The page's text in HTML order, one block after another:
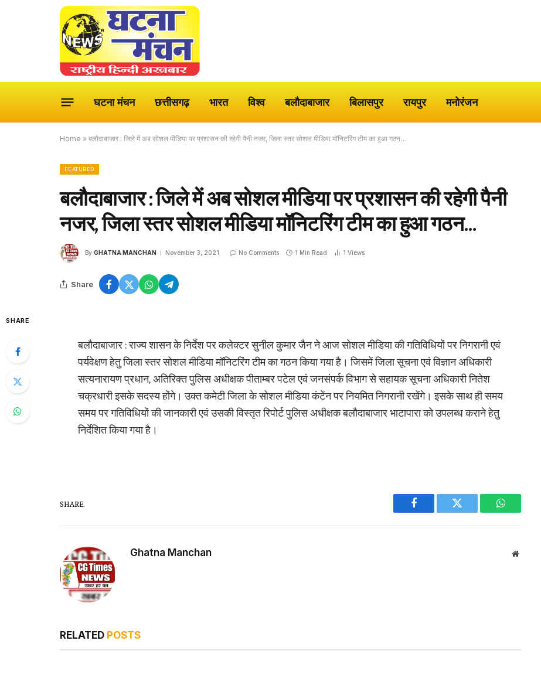
घटना मंचन छत्तीसगढ़ भारत विश्व बलौदाबाजार बिलासपुर रायपुर मनोरंजन
Home » बलौदाबाजार : जिले में अब सोशल मीडिया पर प्रशासन की रहेगी पैनी नजर, जिला स्तर सोशल मीडिया मॉनिटरिंग टीम का हुआ गठन…
FEATURED
बलौदाबाजार : जिले में अब सोशल मीडिया पर प्रशासन की रहेगी पैनी
नजर, जिला स्तर सोशल मीडिया मॉनिटरिंग टीम का हुआ गठन…
By GHATNA MANCHAN November 3, 2021 No Comments 1 Min Read 1 Views
Share
SHARE
बलौदाबाजार : राज्य शासन के निर्देश पर कलेक्टर सुनील कुमार जैन ने आज सोशल मीडिया की गतिविधियों पर निगरानी एवं
पर्यवेक्षण हेतु जिला स्तर सोशल मीडिया मॉनिटरिंग टीम का गठन किया गया है। जिसमें जिला सूचना एवं विज्ञान अधिकारी
सत्यनारायण प्रधान, अतिरिक्त पुलिस अधीक्षक पीताम्बर पटेल एवं जनसंपर्क विभाग से सहायक सूचना अधिकारी नितेश
चक्रधारी इसके सदस्य होंगे। उक्त कमेटी जिला के सोशल मीडिया कंटेंन पर नियमित निगरानी रखेंगे। इसके साथ ही समय
समय पर गतिविधियों की जानकारी एवं उसकी विस्तृत रिपोर्ट पुलिस अधीक्षक बलौदाबाजार भाटापारा को उपलब्ध कराने हेतु
निर्देशित किया गया है।
SHARE.
Facebook Twitter WhatsApp
Ghatna Manchan Website
RELATED POSTS